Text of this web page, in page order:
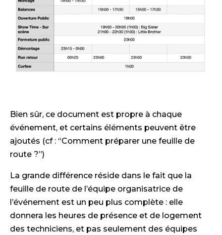
Bien sûr, ce document est propre à chaque
événement, et certains éléments peuvent être
ajoutés (cf : “Comment préparer une feuille de
route ?”)
La grande différence réside dans le fait que la
feuille de route de l’équipe organisatrice de
l’événement est un peu plus complète : elle
donnera les heures de présence et de logement
des techniciens, et pas seulement des équipes